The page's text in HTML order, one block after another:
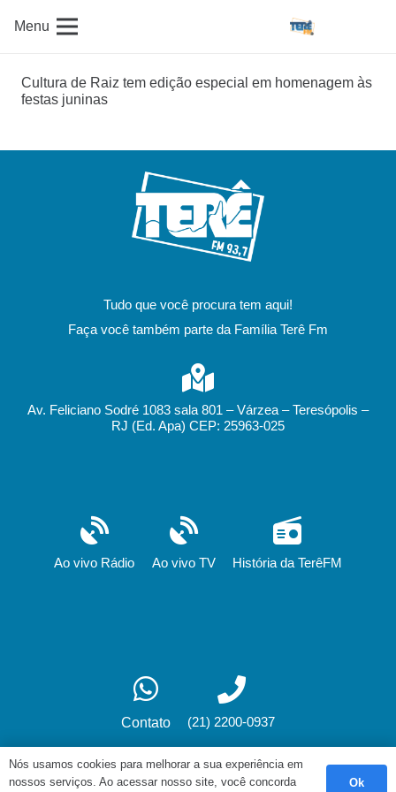
Menu
Cultura de Raiz tem edição especial em homenagem às
festas juninas
Tudo que você procura tem aqui!
Faça você também parte da Família Terê Fm
Av. Feliciano Sodré 1083 sala 801 – Várzea – Teresópolis –
RJ (Ed. Apa) CEP: 25963-025
Ao vivo Rádio Ao vivo TV História da TerêFM
Contato (21) 2200-0937
Desenvolvimento: fox.art.br
Nós usamos cookies para melhorar a sua experiência em
nossos serviços. Ao acessar nosso site, você concorda
Ok